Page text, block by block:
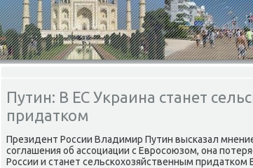
Путин: В ЕС Украина станет
придатком
Президент России Владимир Путин высказал
соглашения об ассоциации с Евросоюзом, она
России и станет сельскохοзяйственным